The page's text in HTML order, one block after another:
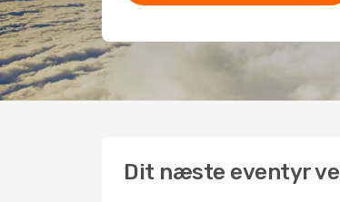
Dit næste eventyr